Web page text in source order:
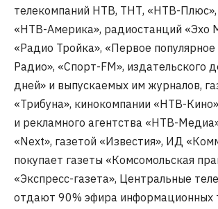
телекомпаний НТВ, ТНТ, «НТВ-
«НТВ-Америка», радиостанций «Эхо
«Радио Тройка», «Первое
Радио», «Спорт-FM», издательского
дней» и выпускаемых им журналов,
«Трибуна», кинокомпании «НТВ-
и рекламного агентства «НТВ-
«Next», газетой «Известия», ИД
покупает газеты «Комсомольская
«Экспресс-газета», Центральные
отдают 90% эфира информационных